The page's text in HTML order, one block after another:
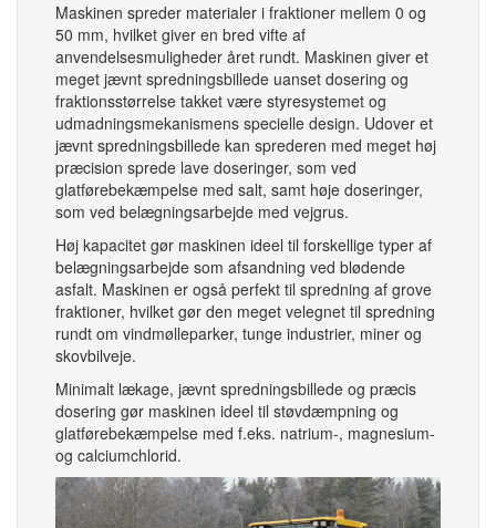
Maskinen spreder materialer i fraktioner mellem 0 og
50 mm, hvilket giver en bred vifte af
anvendelsesmuligheder året rundt. Maskinen giver et
meget jævnt spredningsbillede uanset dosering og
fraktionsstørrelse takket være styresystemet og
udmadningsmekanismens specielle design. Udover et
jævnt spredningsbillede kan sprederen med meget høj
præcision sprede lave doseringer, som ved
glatførebekæmpelse med salt, samt høje doseringer,
som ved belægningsarbejde med vejgrus.
Høj kapacitet gør maskinen ideel til forskellige typer af
belægningsarbejde som afsandning ved blødende
asfalt. Maskinen er også perfekt til spredning af grove
fraktioner, hvilket gør den meget velegnet til spredning
rundt om vindmølleparker, tunge industrier, miner og
skovbilveje.
Minimalt lækage, jævnt spredningsbillede og præcis
dosering gør maskinen ideel til støvdæmpning og
glatførebekæmpelse med f.eks. natrium-, magnesium-
og calciumchlorid.